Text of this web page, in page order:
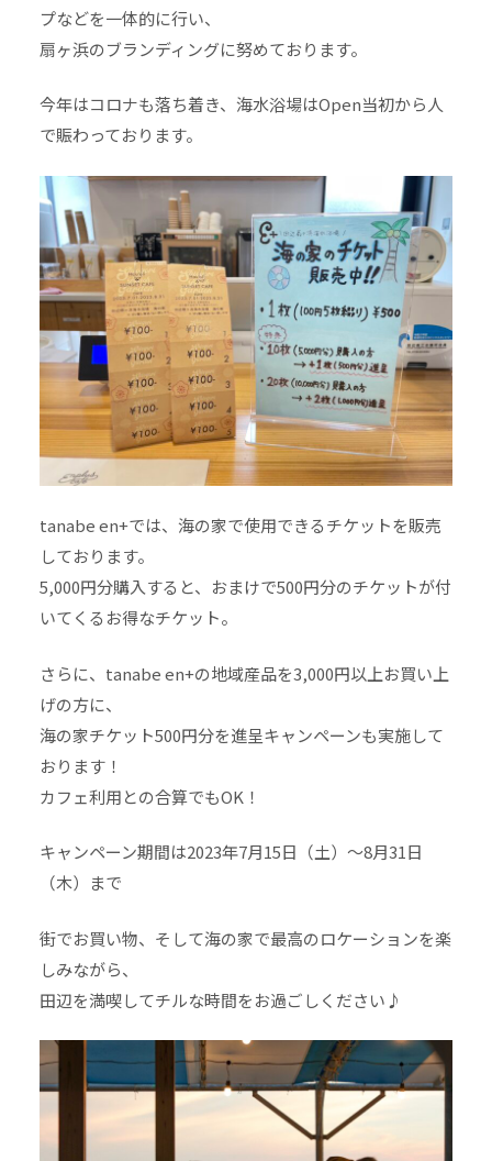
プなどを一体的に行い、
扇ヶ浜のブランディングに努めております。
今年はコロナも落ち着き、海水浴場はOpen当初から人
で賑わっております。
tanabe en+では、海の家で使用できるチケットを販売
しております。
5,000円分購入すると、おまけで500円分のチケットが付
いてくるお得なチケット。
さらに、tanabe en+の地域産品を3,000円以上お買い上
げの方に、
海の家チケット500円分を進呈キャンペーンも実施して
おります！
カフェ利用との合算でもOK！
キャンペーン期間は2023年7月15日（土）〜8月31日
（木）まで
街でお買い物、そして海の家で最高のロケーションを楽
しみながら、
田辺を満喫してチルな時間をお過ごしください♪